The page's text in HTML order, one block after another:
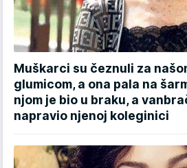
Muškarci su čeznuli za
glumicom, a ona pala na
njom je bio u braku, a
napravio njenoj koleginici